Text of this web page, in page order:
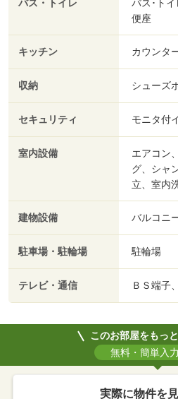
バス・トイレ
バス･ト
便座
キッチン カウンタ
収納 シューズ
セキュリティ モニタ付
室内設備
エアコン
グ、シャ
立、室内
建物設備 バルコニ
駐車場・駐輪場 駐輪場
テレビ・通信 ＢＳ端子
このお部屋をもっ
無料・簡単入
実際に物件を